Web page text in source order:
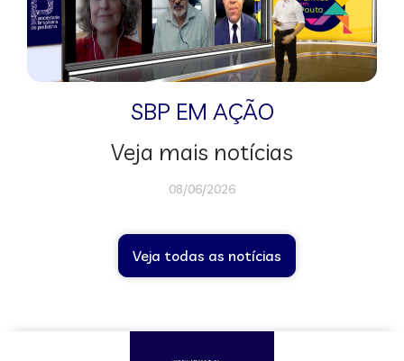
SBP EM AÇÃO
Veja mais notícias
08/06/2026
Veja todas as notícias